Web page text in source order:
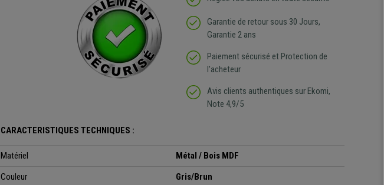
Garantie de retour sous 30 Jours,
Garantie 2 ans
Paiement sécurisé et Protection de
l'acheteur
Avis clients authentiques sur Ekomi,
Note 4,9/5
CARACTERISTIQUES TECHNIQUES :
Matériel
Métal / Bois MDF
Couleur
Gris/Brun